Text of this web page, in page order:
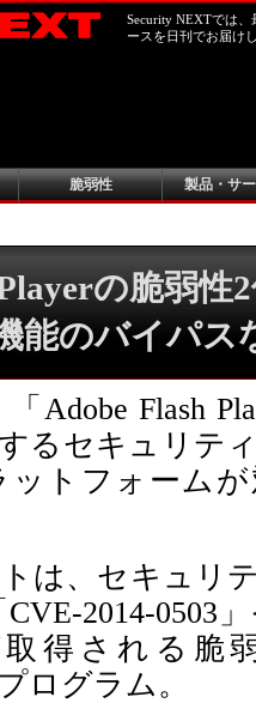
Security NEXTでは
ースを日刊でお届け
脆弱性 製品・サ
の脆弱性
能のバイパス
「Adobe Flash
るセキュリテ
ットフォーム
は、セキュリ
2014-0503
得される脆弱
ログラム。